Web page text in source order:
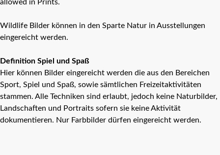
allowed in Prints.
Wildlife Bilder können in den Sparte Natur in Ausstellungen
eingereicht werden.
Definition Spiel und Spaß
Hier können Bilder eingereicht werden die aus den Bereichen
Sport, Spiel und Spaß, sowie sämtlichen Freizeitaktivitäten
stammen. Alle Techniken sind erlaubt, jedoch keine Naturbilder,
Landschaften und Portraits sofern sie keine Aktivität
dokumentieren. Nur Farbbilder dürfen eingereicht werden.